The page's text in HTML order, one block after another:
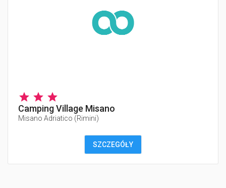
Camping Village Misano
Misano Adriatico (Rimini)
SZCZEGÓŁY